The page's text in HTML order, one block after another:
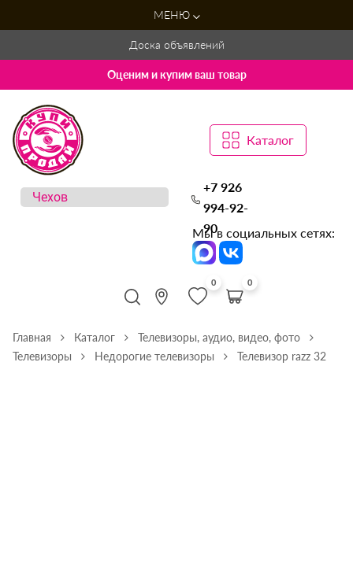
МЕНЮ
Доска объявлений
Оценим и купим ваш товар
Каталог
+7 926
994-92-
90
Мы в социальных сетях:
0 0
Главная Каталог
Телевизоры, аудио, видео, фото
Телевизоры
Недорогие телевизоры Телевизор razz 32